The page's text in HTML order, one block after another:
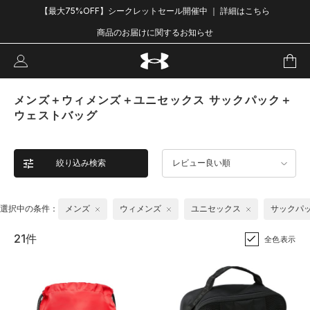
【最大75%OFF】シークレットセール開催中 ｜ 詳細はこちら
商品のお届けに関するお知らせ
メンズ＋ウィメンズ＋ユニセックス サックパック＋
ウェストバッグ
絞り込み検索 レビュー良い順
選択中の条件： メンズ ウィメンズ ユニセックス サックパ
21件 全色表示